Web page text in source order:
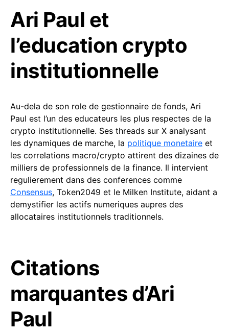
Ari Paul et
l’education crypto
institutionnelle
Au-dela de son role de gestionnaire de fonds, Ari
Paul est l’un des educateurs les plus respectes de la
crypto institutionnelle. Ses threads sur X analysant
les dynamiques de marche, la politique monetaire et
les correlations macro/crypto attirent des dizaines de
milliers de professionnels de la finance. Il intervient
regulierement dans des conferences comme
Consensus, Token2049 et le Milken Institute, aidant a
demystifier les actifs numeriques aupres des
allocataires institutionnels traditionnels.
Citations
marquantes d’Ari
Paul